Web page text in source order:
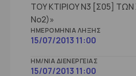
ΤΟΥ ΚΤΙΡΙΟΥ Ν3 [Σ05] ΤΩΝ
Νο2)»
ΗΜΕΡΟΜΗΝΊΑ ΛΉΞΗΣ
15/07/2013 11:00
ΗΜ/ΝΊΑ ΔΙΕΝΈΡΓΕΙΑΣ
15/07/2013 11:00